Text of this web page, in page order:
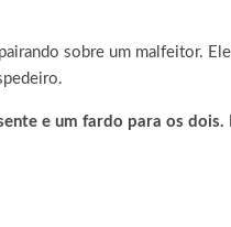
sobre um malfeitor.
e um fardo para os dois.